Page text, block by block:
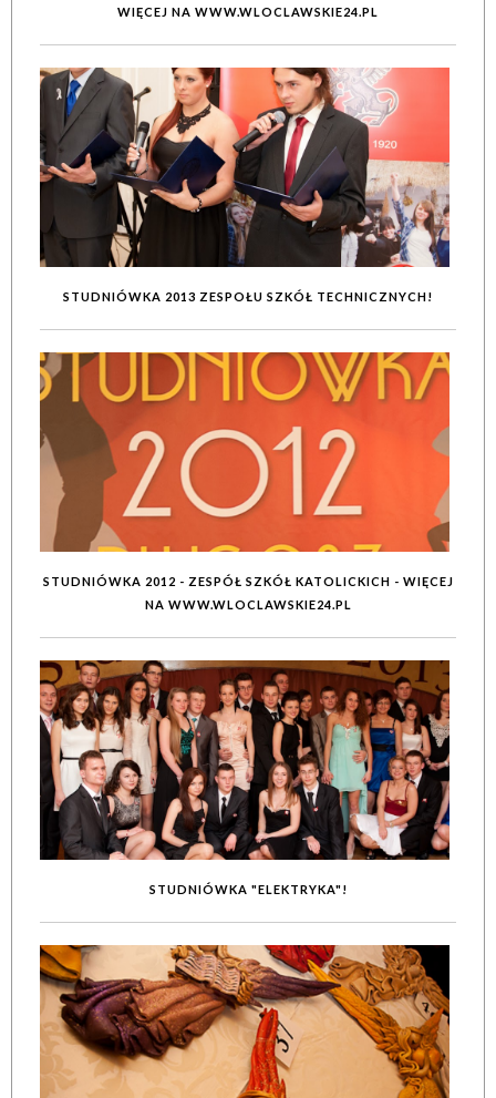
WIĘCEJ NA WWW.WLOCLAWSKIE24.PL
STUDNIÓWKA 2013 ZESPOŁU SZKÓŁ TECHNICZNYCH!
STUDNIÓWKA 2012 - ZESPÓŁ SZKÓŁ KATOLICKICH - WIĘCEJ
NA WWW.WLOCLAWSKIE24.PL
STUDNIÓWKA "ELEKTRYKA"!